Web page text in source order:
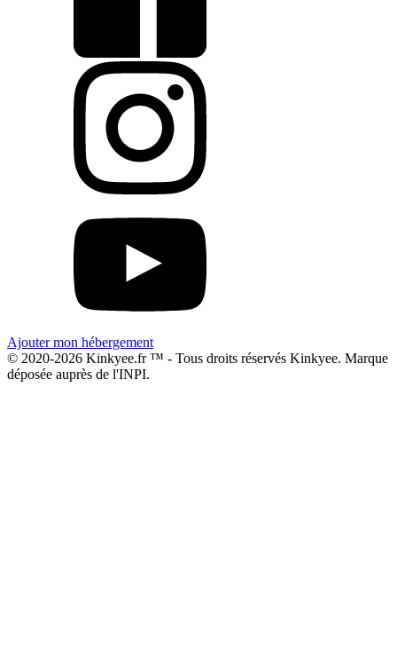
Ajouter mon hébergement
© 2020-2026 Kinkyee.fr ™ - Tous droits réservés Kinkyee. Marque
déposée auprès de l'INPI.